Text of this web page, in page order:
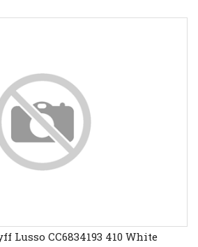
Lusso CC6834193 410 White